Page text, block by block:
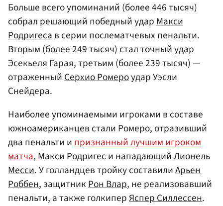
Больше всего упоминаний (более 446 тысяч)
собрал решающий победный ударМакси
Родригесав серии послематчевых пенальти.
Вторым (более 249 тысяч) стал точный удар
Эсекьеля Гарая, третьим (более 239 тысяч) —
отраженныйСерхио Ромероудар Уэсли
Снейдера.
Наиболее упоминаемыми игроками в составе
южноамериканцев стали Ромеро, отразивший
два пенальти ипризнанный лучшим игроком
матча, Макси Родригес и нападающийЛионель
Месси. У голландцев тройку составилиАрьен
Роббен, защитникРон Влар, не реализовавший
пенальти, а также голкиперЯспер Силлессен.